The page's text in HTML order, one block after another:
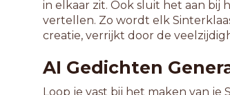
in elkaar zit. Ook sluit het aan bij
vertellen. Zo wordt elk
creatie, verrijkt door de
AI Gedichten
Loop je vast bij het maken van je